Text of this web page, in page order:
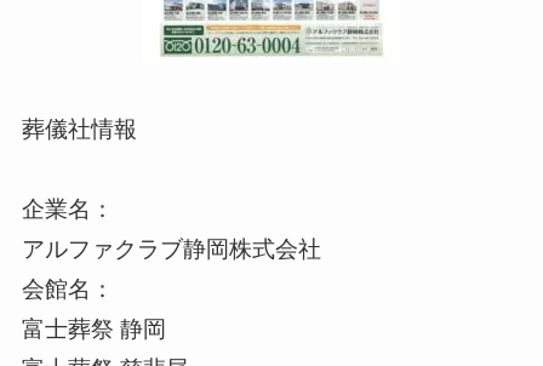
葬儀社情報
企業名：
アルファクラブ静岡株式会社
会館名：
富士葬祭 静岡